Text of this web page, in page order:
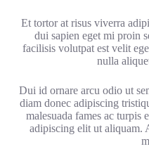
Et tortor at risus viverra
dui sapien eget mi proin
facilisis volutpat est velit
nulla
Dui id ornare arcu odio ut
diam donec adipiscing
malesuada fames ac turpis
adipiscing elit ut aliquam.